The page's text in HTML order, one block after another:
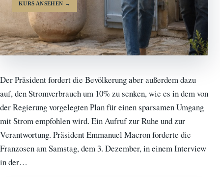
KURS ANSEHEN →
Der Präsident fordert die Bevölkerung aber außerdem dazu
auf, den Stromverbrauch um 10% zu senken, wie es in dem von
der Regierung vorgelegten Plan für einen sparsamen Umgang
mit Strom empfohlen wird. Ein Aufruf zur Ruhe und zur
Verantwortung. Präsident Emmanuel Macron forderte die
Franzosen am Samstag, dem 3. Dezember, in einem Interview
in der…